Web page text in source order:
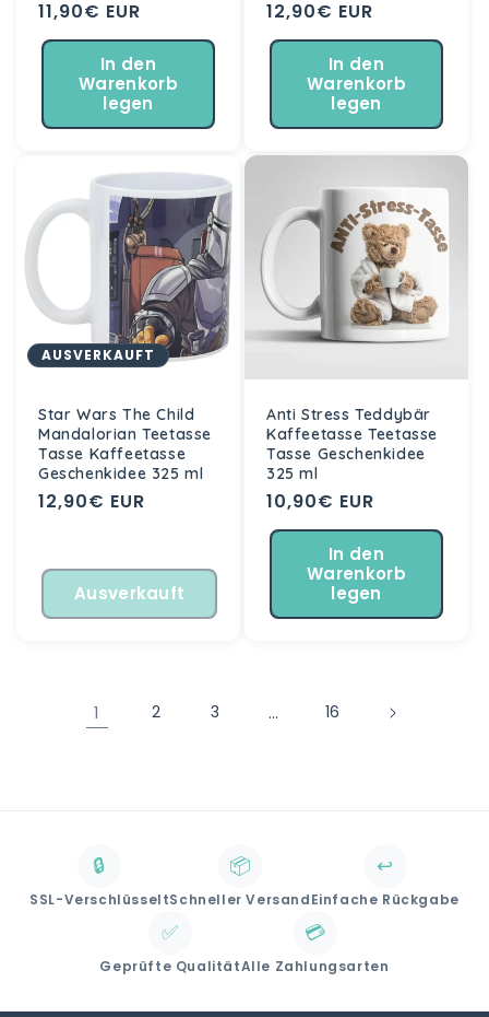
Normaler
Preis
11,90€ EUR
In den
Warenkorb
legen
Normaler
Preis
12,90€ EUR
In den
Warenkorb
legen
AUSVERKAUFT
Star Wars The Child
Mandalorian Teetasse
Tasse Kaffeetasse
Geschenkidee 325 ml
Normaler
12,90€ EUR
Ausverkauft
Anti Stress Teddybär
Kaffeetasse Teetasse
Tasse Geschenkidee
325 ml
Normaler
Preis
10,90€ EUR
In den
Warenkorb
legen
1 2 3 … 16
🔒
SSL-Verschlüsselt
📦
Schneller Versand
↩️
Einfache Rückgabe
✅
Geprüfte Qualität
💳
Alle Zahlungsarten